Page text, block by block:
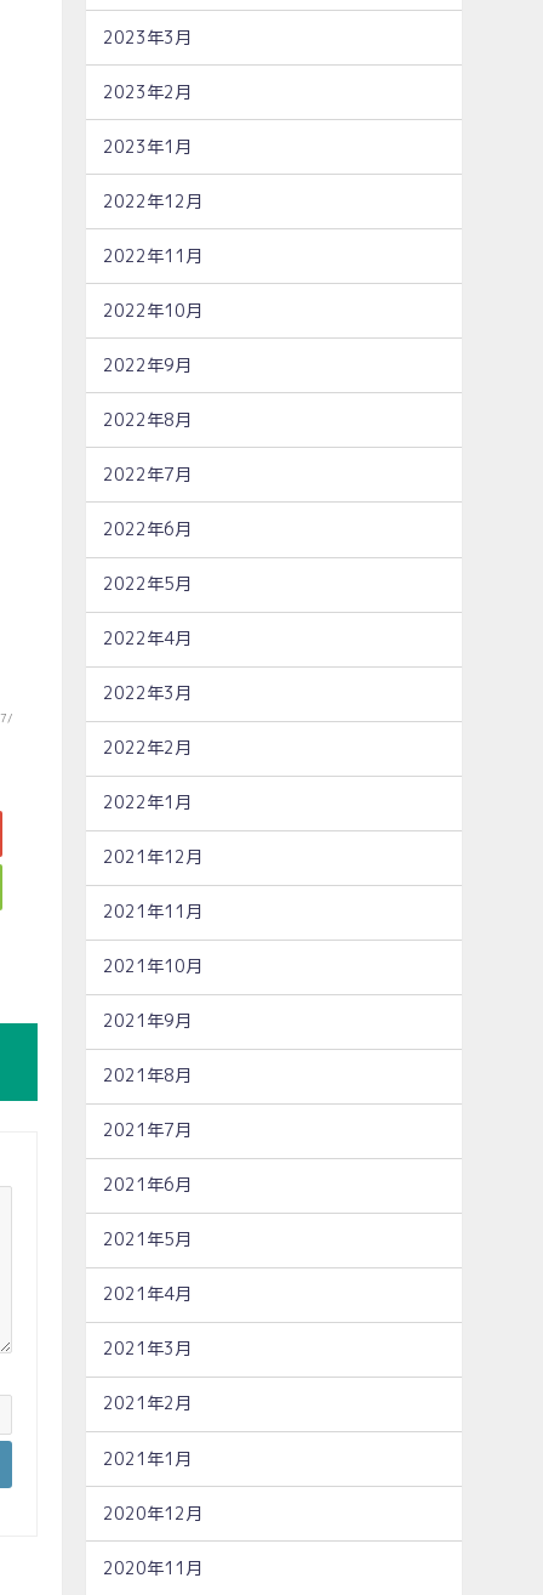
2023年3月
2023年2月
2023年1月
2022年12月
2022年11月
2022年10月
2022年9月
2022年8月
2022年7月
2022年6月
2022年5月
2022年4月
2022年3月
2022年2月
2022年1月
2021年12月
2021年11月
2021年10月
2021年9月
2021年8月
2021年7月
2021年6月
2021年5月
2021年4月
2021年3月
2021年2月
2021年1月
2020年12月
2020年11月